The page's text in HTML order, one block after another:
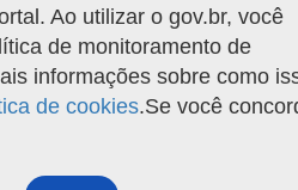
2022 Capes. Todos os direitos reservados.
Ao utilizar o gov.br, você
de monitoramento de
informações sobre como
de cookies.Se você